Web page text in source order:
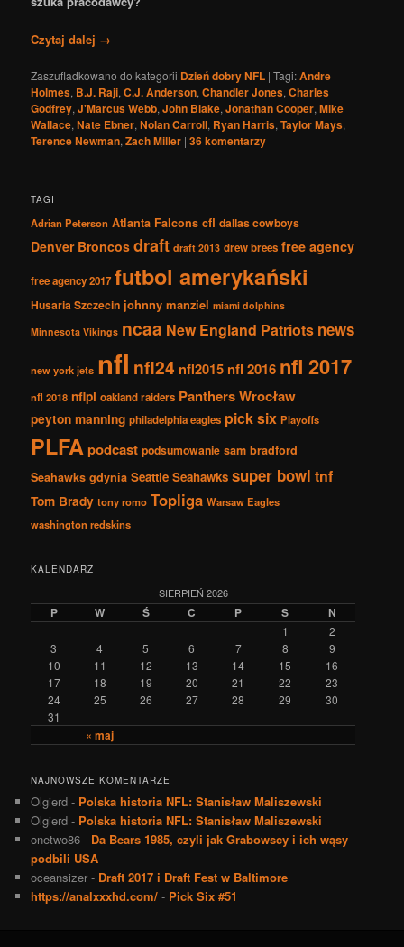
Czytaj dalej →
Zaszufladkowano do kategorii Dzień dobry NFL |Tagi:Andre
Holmes, B.J. Raji,C.J. Anderson,Chandler Jones,Charles
Godfrey,J'Marcus Webb,John Blake,Jonathan Cooper,Mike
Wallace,Nate Ebner,Nolan Carroll, Ryan Harris,Taylor Mays,
Terence Newman,Zach Miller |36komentarzy
TAGI
Adrian Peterson Atlanta Falcons cfl dallas cowboys
Denver Broncos draft draft 2013 drew brees free agency
free agency 2017 futbol amerykański
Husaria Szczecin johnny manziel miami dolphins
Minnesota Vikings ncaa New England Patriots news
new york jets nfl nfl24 nfl2015 nfl 2016 nfl 2017
nfl 2018 nflpl oakland raiders Panthers Wrocław
peyton manning philadelphia eagles pick six Playoffs
PLFApodcast podsumowanie sam bradford
Seahawks gdynia Seattle Seahawks super bowl tnf
Tom Brady tony romo Topliga Warsaw Eagles
washington redskins
KALENDARZ
SIERPIEŃ 2026
P W Ś C P S N
« maj
1
2
3
4 5 6 7 8
9
10
11 12 13 14 15
16
17
18 19 20 21 22
23
24
25 26 27 28 29
30
31
NAJNOWSZE KOMENTARZE
Olgierd - Polska historia NFL: Stanisław Maliszewski
Olgierd - Polska historia NFL: Stanisław Maliszewski
onetwo86 - Da Bears 1985, czyli jak Grabowscy i ich wąsy
podbili USA
oceansizer - Draft 2017 i Draft Fest w Baltimore
https://analxxxhd.com/ - Pick Six #51